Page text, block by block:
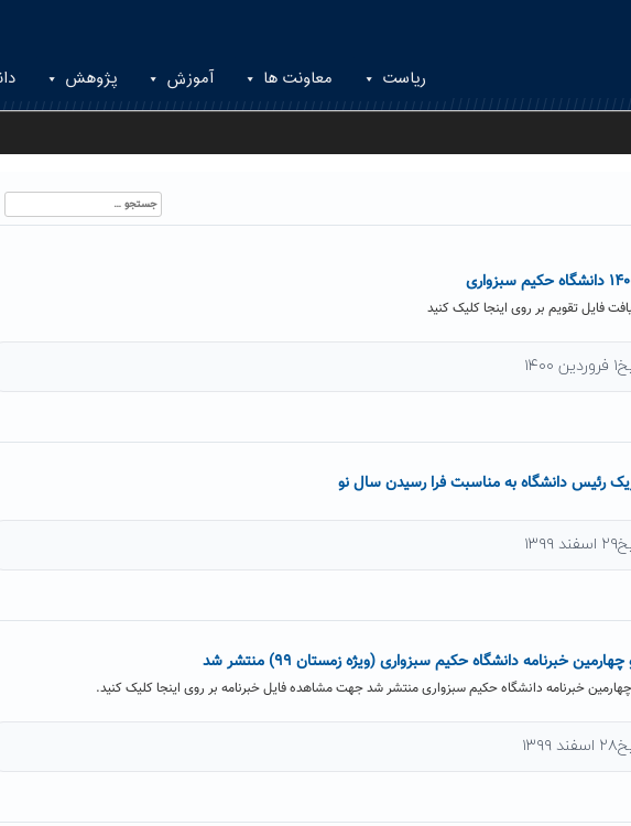
ریاست معاونت ها آموزش پژوهش
جستجو
برای:
فایل تقویم بر روی اینجا کلیک کنید
۱۴۰۰
رئیس دانشگاه به مناسبت فرا رسیدن سال نو
۱۳۹۹
خبرنامه دانشگاه حکیم سبزواری (ویژه زمستان ۹۹) منتشر شد
خبرنامه دانشگاه حکیم سبزواری منتشر شد جهت مشاهده فایل خبرنامه بر روی اینجا کلیک کنید.
۱۳۹۹